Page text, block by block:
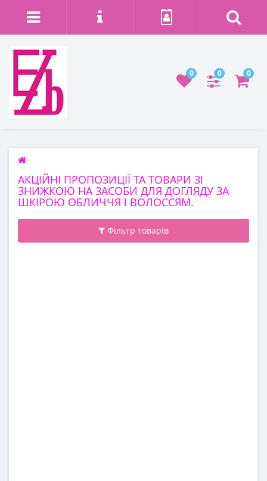
0 0 0
АКЦІЙНІ ПРОПОЗИЦІЇ ТА ТОВАРИ ЗІ
ЗНИЖКОЮ НА ЗАСОБИ ДЛЯ ДОГЛЯДУ ЗА
ШКІРОЮ ОБЛИЧЧЯ І ВОЛОССЯМ.
Фільтр товарів